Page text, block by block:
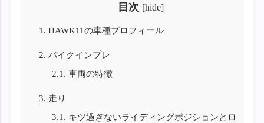
目次 [hide]
1. HAWK11の車種プロフィール
2. バイクインプレ
2.1. 車両の特徴
3. 走り
3.1. キツ過ぎないライディングポジションとロ